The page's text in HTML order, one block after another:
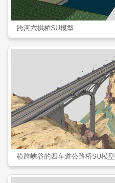
跨河六拱桥SU模型
横跨峡谷的四车道公路桥SU模型